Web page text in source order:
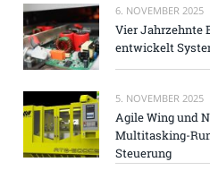
6. NOVEMBER 2025
Vier Jahrzehnte
entwickelt
5. NOVEMBER 2025
Agile Wing und
Multitasking-
Steuerung